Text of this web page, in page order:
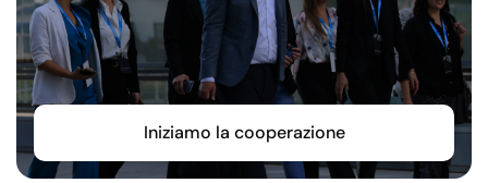
Iniziamo la cooperazione